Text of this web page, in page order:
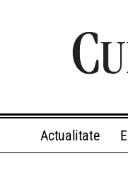
Actualitate